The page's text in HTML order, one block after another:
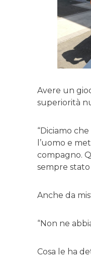
Avere un
superiorità
“Diciamo
l’uomo e
compagno.
sempre stato
Anche da
“Non ne
Cosa le ha